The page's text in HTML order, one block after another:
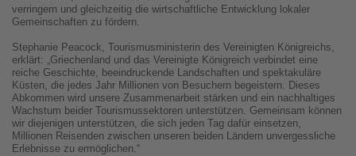
verringern und gleichzeitig die wirtschaftliche Entwicklung lokaler
Gemeinschaften zu fördern.
Stephanie Peacock, Tourismusministerin des Vereinigten Königreichs,
erklärt: „Griechenland und das Vereinigte Königreich verbindet eine
reiche Geschichte, beeindruckende Landschaften und spektakuläre
Küsten, die jedes Jahr Millionen von Besuchern begeistern. Dieses
Abkommen wird unsere Zusammenarbeit stärken und ein nachhaltiges
Wachstum beider Tourismussektoren unterstützen. Gemeinsam können
wir diejenigen unterstützen, die sich jeden Tag dafür einsetzen,
Millionen Reisenden zwischen unseren beiden Ländern unvergessliche
Erlebnisse zu ermöglichen.“